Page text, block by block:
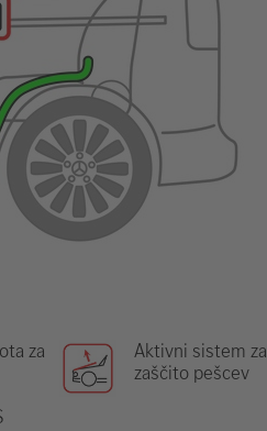
za
Aktivni sistem za
zaščito pešcev